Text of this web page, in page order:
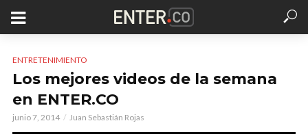
ENTRETENIMIENTO
Los mejores videos de la semana
en ENTER.CO
junio 7, 2014 Juan Sebastián Rojas